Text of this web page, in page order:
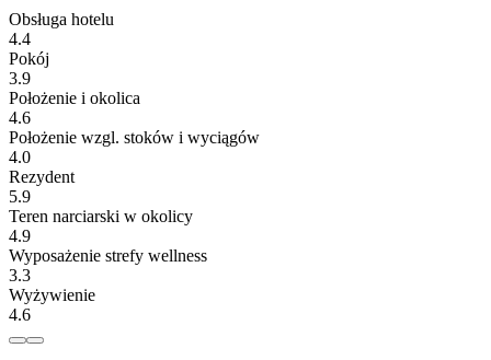
Obsługa hotelu
4.4
Pokój
3.9
Położenie i okolica
4.6
Położenie wzgl. stoków i wyciągów
4.0
Rezydent
5.9
Teren narciarski w okolicy
4.9
Wyposażenie strefy wellness
3.3
Wyżywienie
4.6